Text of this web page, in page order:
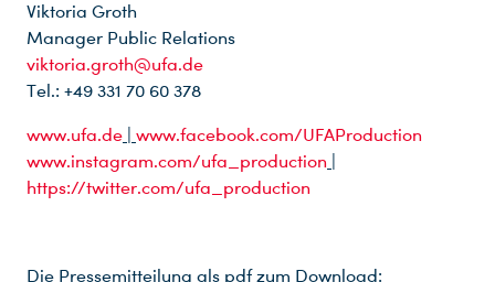
Viktoria Groth
Manager Public Relations
viktoria.groth@ufa.de
Tel.: +49 331 70 60 378
www.ufa.de
www.facebook.com/UFAProduction
www.instagram.com/ufa_production
https://twitter.com/ufa_production
Die Pressemitteilung als pdf zum Download: